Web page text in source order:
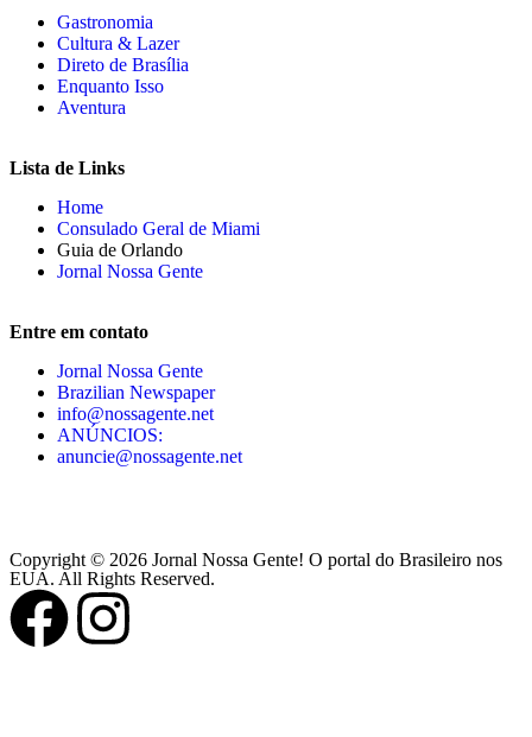
Gastronomia
Cultura & Lazer
Direto de Brasília
Enquanto Isso
Aventura
Lista de Links
Home
Consulado Geral de Miami
Guia de Orlando
Jornal Nossa Gente
Entre em contato
Jornal Nossa Gente
Brazilian Newspaper
info@nossagente.net
ANÚNCIOS:
anuncie@nossagente.net
Copyright © 2026 Jornal Nossa Gente! O portal do Brasileiro nos
EUA. All Rights Reserved.